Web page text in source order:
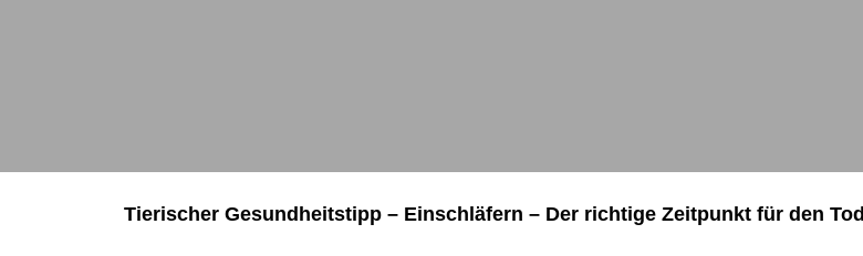
Tierischer Gesundheitstipp – Einschläfern – Der richtige Zeitpunkt für den Tod